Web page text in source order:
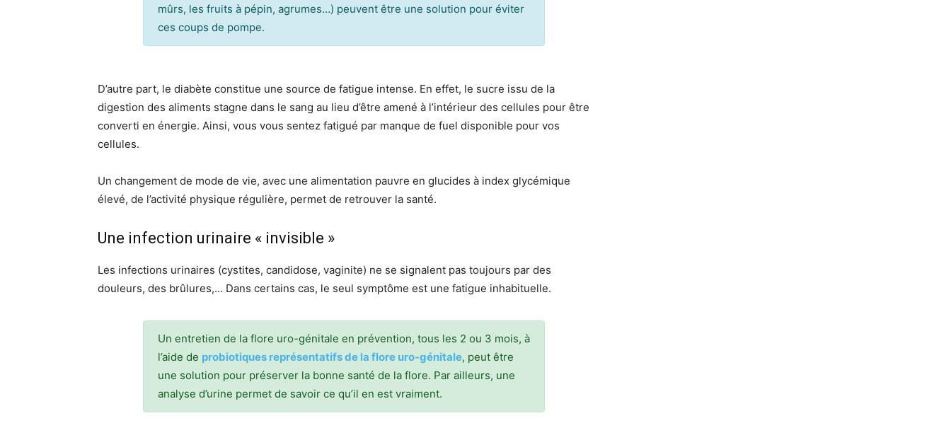
mûrs, les fruits à pépin, agrumes…) peuvent être une solution pour éviter
ces coups de pompe.
D’autre part, le diabète constitue une source de fatigue intense. En effet, le sucre issu de la
digestion des aliments stagne dans le sang au lieu d’être amené à l’intérieur des cellules pour être
converti en énergie. Ainsi, vous vous sentez fatigué par manque de fuel disponible pour vos
cellules.
Un changement de mode de vie, avec une alimentation pauvre en glucides à index glycémique
élevé, de l’activité physique régulière, permet de retrouver la santé.
Une infection urinaire « invisible »
Les infections urinaires (cystites, candidose, vaginite) ne se signalent pas toujours par des
douleurs, des brûlures,… Dans certains cas, le seul symptôme est une fatigue inhabituelle.
Un entretien de la flore uro-génitale en prévention, tous les 2 ou 3 mois, à
l’aide de probiotiques représentatifs de la flore uro-génitale, peut être
une solution pour préserver la bonne santé de la flore. Par ailleurs, une
analyse d’urine permet de savoir ce qu’il en est vraiment.